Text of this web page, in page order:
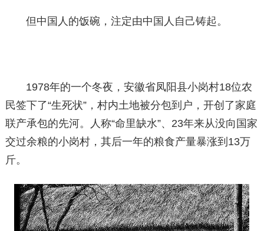
但中国人的饭碗，注定由中国人自己铸起。
1978年的一个冬夜，安徽省凤阳县小岗村18位农
民签下了“生死状”，村内土地被分包到户，开创了家庭
联产承包的先河。人称“命里缺水”、23年来从没向国家
交过余粮的小岗村，其后一年的粮食产量暴涨到13万
斤。